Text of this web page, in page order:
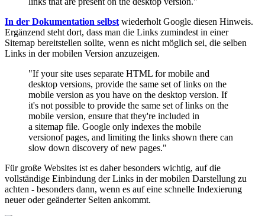
In der Dokumentation selbst wiederholt Google diesen Hinweis.
Ergänzend steht dort, dass man die Links zumindest in einer
Sitemap bereitstellen sollte, wenn es nicht möglich sei, die selben
Links in der mobilen Version anzuzeigen.
"If your site uses separate HTML for mobile and
desktop versions, provide the same set of links on the
mobile version as you have on the desktop version. If
it's not possible to provide the same set of links on the
mobile version, ensure that they're included in
a sitemap file. Google only indexes the mobile
versionof pages, and limiting the links shown there can
slow down discovery of new pages."
Für große Websites ist es daher besonders wichtig, auf die
vollständige Einbindung der Links in der mobilen Darstellung zu
achten - besonders dann, wenn es auf eine schnelle Indexierung
neuer oder geänderter Seiten ankommt.